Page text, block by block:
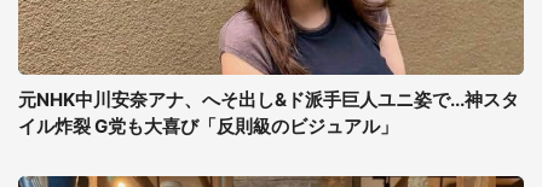
元NHK中川安奈アナ、へそ出し&ド派手巨人ユニ姿で...神スタ
イル炸裂 G党も大喜び「反則級のビジュアル」